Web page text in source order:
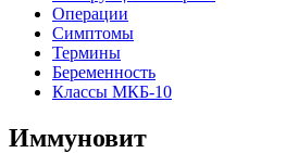
Операции
Симптомы
Термины
Беременность
Классы МКБ-10
Иммуновит